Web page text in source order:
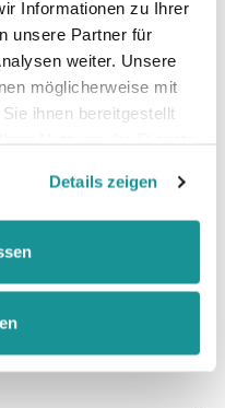
Informationen zu Ihrer
unsere Partner für
weiter. Unsere
möglicherweise mit
ihnen bereitgestellt
Details zeigen